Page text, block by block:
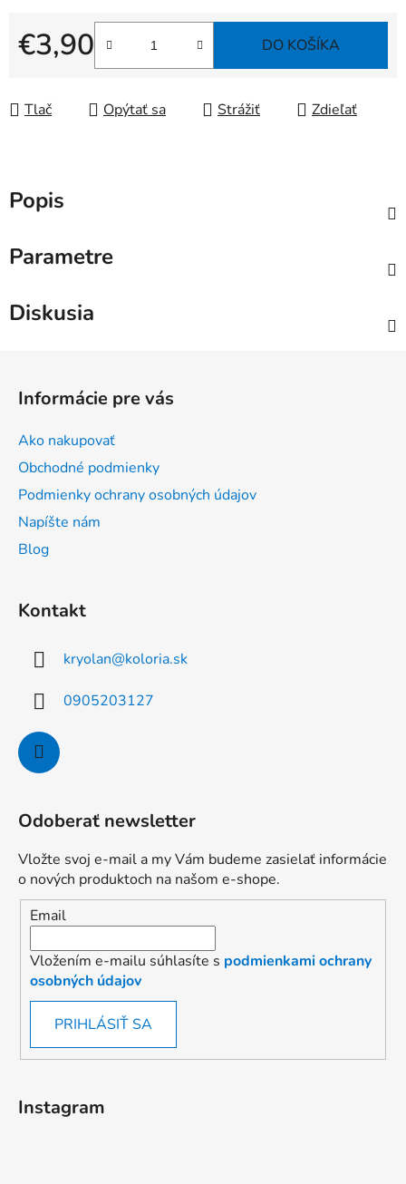
€3,90
Jednotková cena:
DO KOŠÍKA
Tlač Opýtať sa Strážiť Zdieľať
Popis
Parametre
Diskusia
Informácie pre vás
Ako nakupovať
Obchodné podmienky
Podmienky ochrany osobných údajov
Napíšte nám
Blog
Kontakt
kryolan@koloria.sk
0905203127
Odoberať newsletter
Vložte svoj e-mail a my Vám budeme zasielať informácie
o nových produktoch na našom e-shope.
Email
Vložením e-mailu súhlasíte s podmienkami ochrany
osobných údajov
PRIHLÁSIŤ SA
Instagram